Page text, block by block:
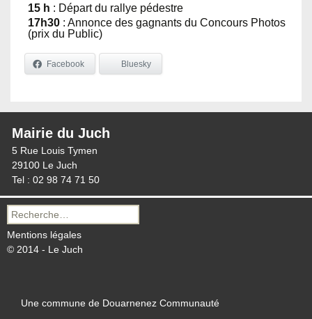
15 h : Départ du rallye pédestre
17h30 : Annonce des gagnants du Concours Photos
(prix du Public)
Facebook Bluesky
Mairie du Juch
5 Rue Louis Tymen
29100 Le Juch
Tel : 02 98 74 71 50
Recherche
pour :
Mentions légales
© 2014 - Le Juch
Une commune de Douarnenez Communauté